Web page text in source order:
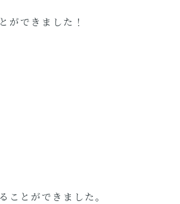
ができました！
とができました。